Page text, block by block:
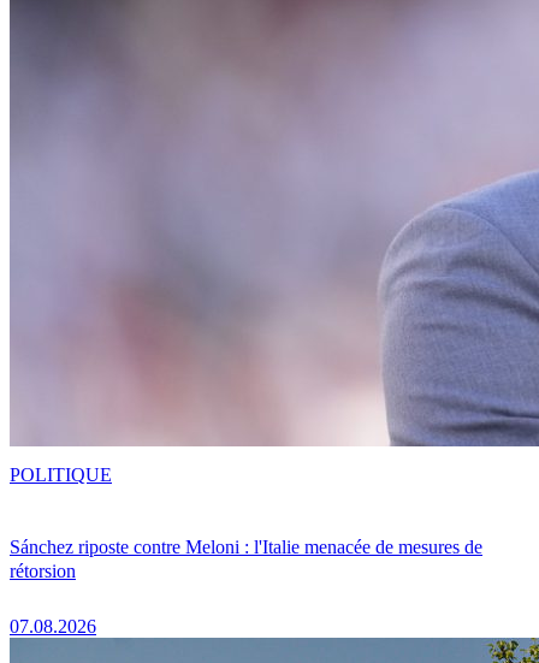
Sánchez riposte contre Meloni : l'Italie menacée de mesures de
rétorsion
07.08.2026
POLITIQUE